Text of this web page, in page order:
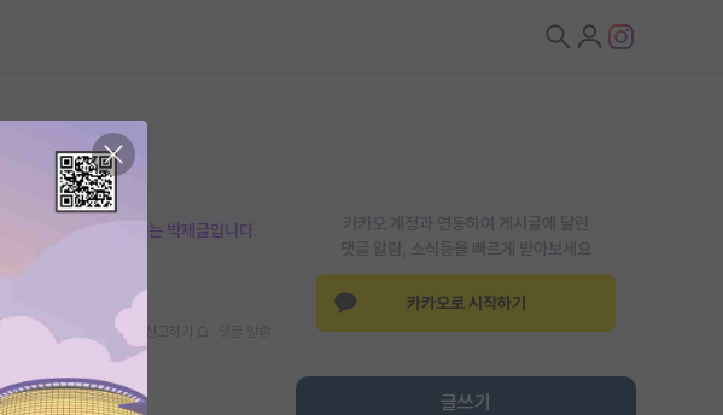
카카오 계정과 연동하여 게시글에 달린
댓글 알람, 소식등을 빠르게 받아보세요
카카오로 시작하기
글쓰기
본문이 수정되지 않는 박제글입니다.
스크랩